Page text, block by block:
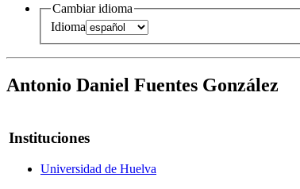
Cambiar idioma
Idioma
Antonio Daniel Fuentes González
Instituciones
Universidad de Huelva